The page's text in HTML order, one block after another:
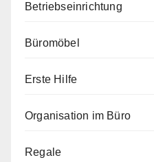
Betriebseinrichtung
Büromöbel
Erste Hilfe
Organisation im Büro
Regale